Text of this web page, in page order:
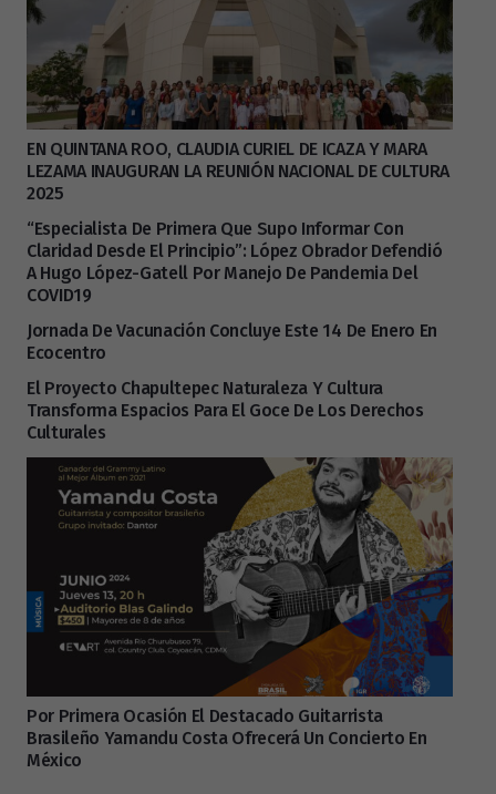
EN QUINTANA ROO, CLAUDIA CURIEL DE ICAZA Y MARA
LEZAMA INAUGURAN LA REUNIÓN NACIONAL DE CULTURA
2025
“Especialista De Primera Que Supo Informar Con
Claridad Desde El Principio”: López Obrador Defendió
A Hugo López-Gatell Por Manejo De Pandemia Del
COVID19
Jornada De Vacunación Concluye Este 14 De Enero En
Ecocentro
El Proyecto Chapultepec Naturaleza Y Cultura
Transforma Espacios Para El Goce De Los Derechos
Culturales
Por Primera Ocasión El Destacado Guitarrista
Brasileño Yamandu Costa Ofrecerá Un Concierto En
México